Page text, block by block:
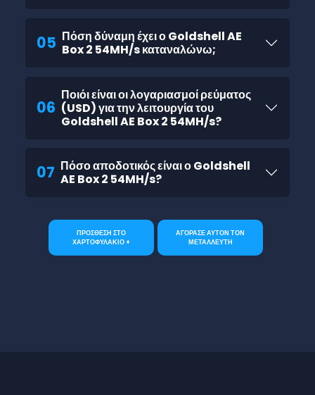
05 Πόση δύναμη έχει ο Goldshell AE
Box 2 54MH/s καταναλώνω;
06
Ποιόι είναι οι λογαριασμοί ρεύματος
(USD) για την λειτουργία του
Goldshell AE Box 2 54MH/s?
07 Πόσο αποδοτικός είναι ο Goldshell
AE Box 2 54MH/s?
ΠΡΟΣΘΕΣΗ ΣΤΟ
ΧΑΡΤΟΦΥΛΑΚΙΟ +
ΑΓΟΡΑΣΕ ΑΥΤΟΝ ΤΟΝ
ΜΕΤΑΛΛΕΥΤΗ